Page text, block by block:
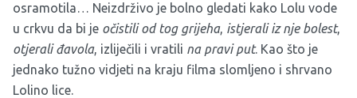
osramotila… Neizdrživo je bolno gledati kako Lolu vode
u crkvu da bi je očistili od tog grijeha, istjerali iz nje bolest,
otjerali đavola, izliječili i vratili na pravi put. Kao što je
jednako tužno vidjeti na kraju filma slomljeno i shrvano
Lolino lice.